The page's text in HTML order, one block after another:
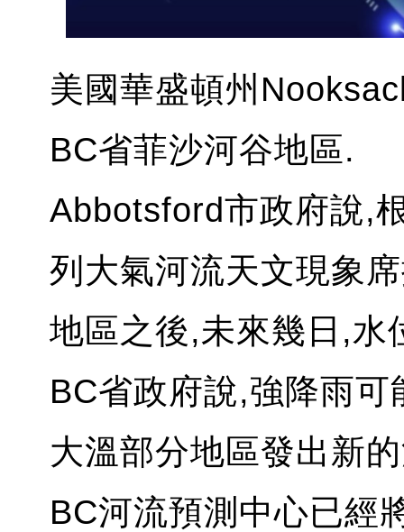
美國華盛頓州
BC省菲沙河谷地區.
Abbotsford市政府說,
列大氣河流天文現象
地區之後,未來幾日,水
BC省政府說,強降雨
大溫部分地區發出新
BC河流預測中心已經